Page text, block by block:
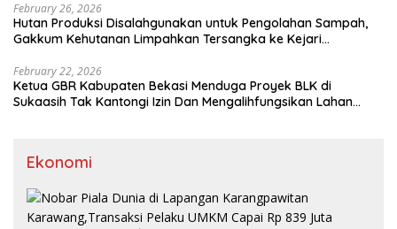
February 26, 2026
Hutan Produksi Disalahgunakan untuk Pengolahan Sampah,
Gakkum Kehutanan Limpahkan Tersangka ke Kejari
February 22, 2026
Ketua GBR Kabupaten Bekasi Menduga Proyek BLK di
Sukaasih Tak Kantongi Izin Dan Mengalihfungsikan Lahan
Ekonomi